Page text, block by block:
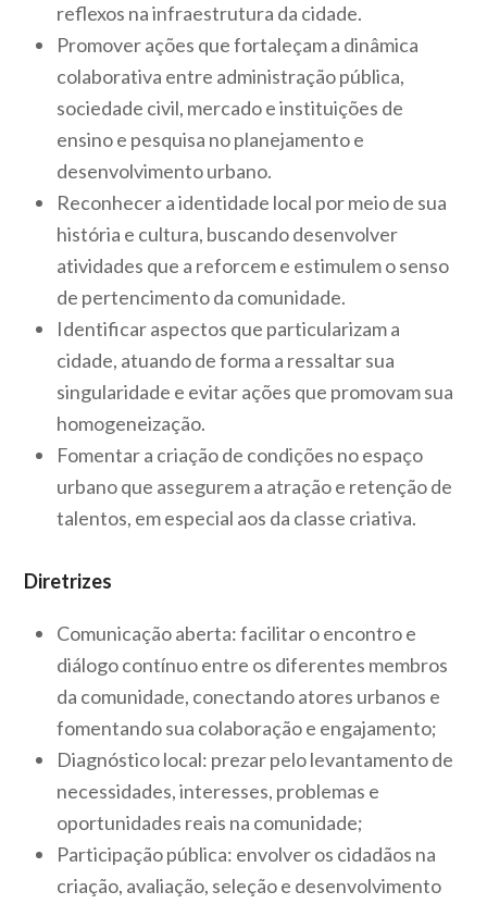
reflexos na infraestrutura da cidade.
Promover ações que fortaleçam a dinâmica
colaborativa entre administração pública,
sociedade civil, mercado e instituições de
ensino e pesquisa no planejamento e
desenvolvimento urbano.
Reconhecer a identidade local por meio de sua
história e cultura, buscando desenvolver
atividades que a reforcem e estimulem o senso
de pertencimento da comunidade.
Identificar aspectos que particularizam a
cidade, atuando de forma a ressaltar sua
singularidade e evitar ações que promovam sua
homogeneização.
Fomentar a criação de condições no espaço
urbano que assegurem a atração e retenção de
talentos, em especial aos da classe criativa.
Diretrizes
Comunicação aberta:facilitar o encontro e
diálogo contínuo entre os diferentes membros
da comunidade, conectando atores urbanos e
fomentando sua colaboração e engajamento;
Diagnóstico local: prezar pelo levantamento de
necessidades, interesses, problemas e
oportunidades reais na comunidade;
Participação pública: envolver os cidadãos na
criação, avaliação, seleção e desenvolvimento